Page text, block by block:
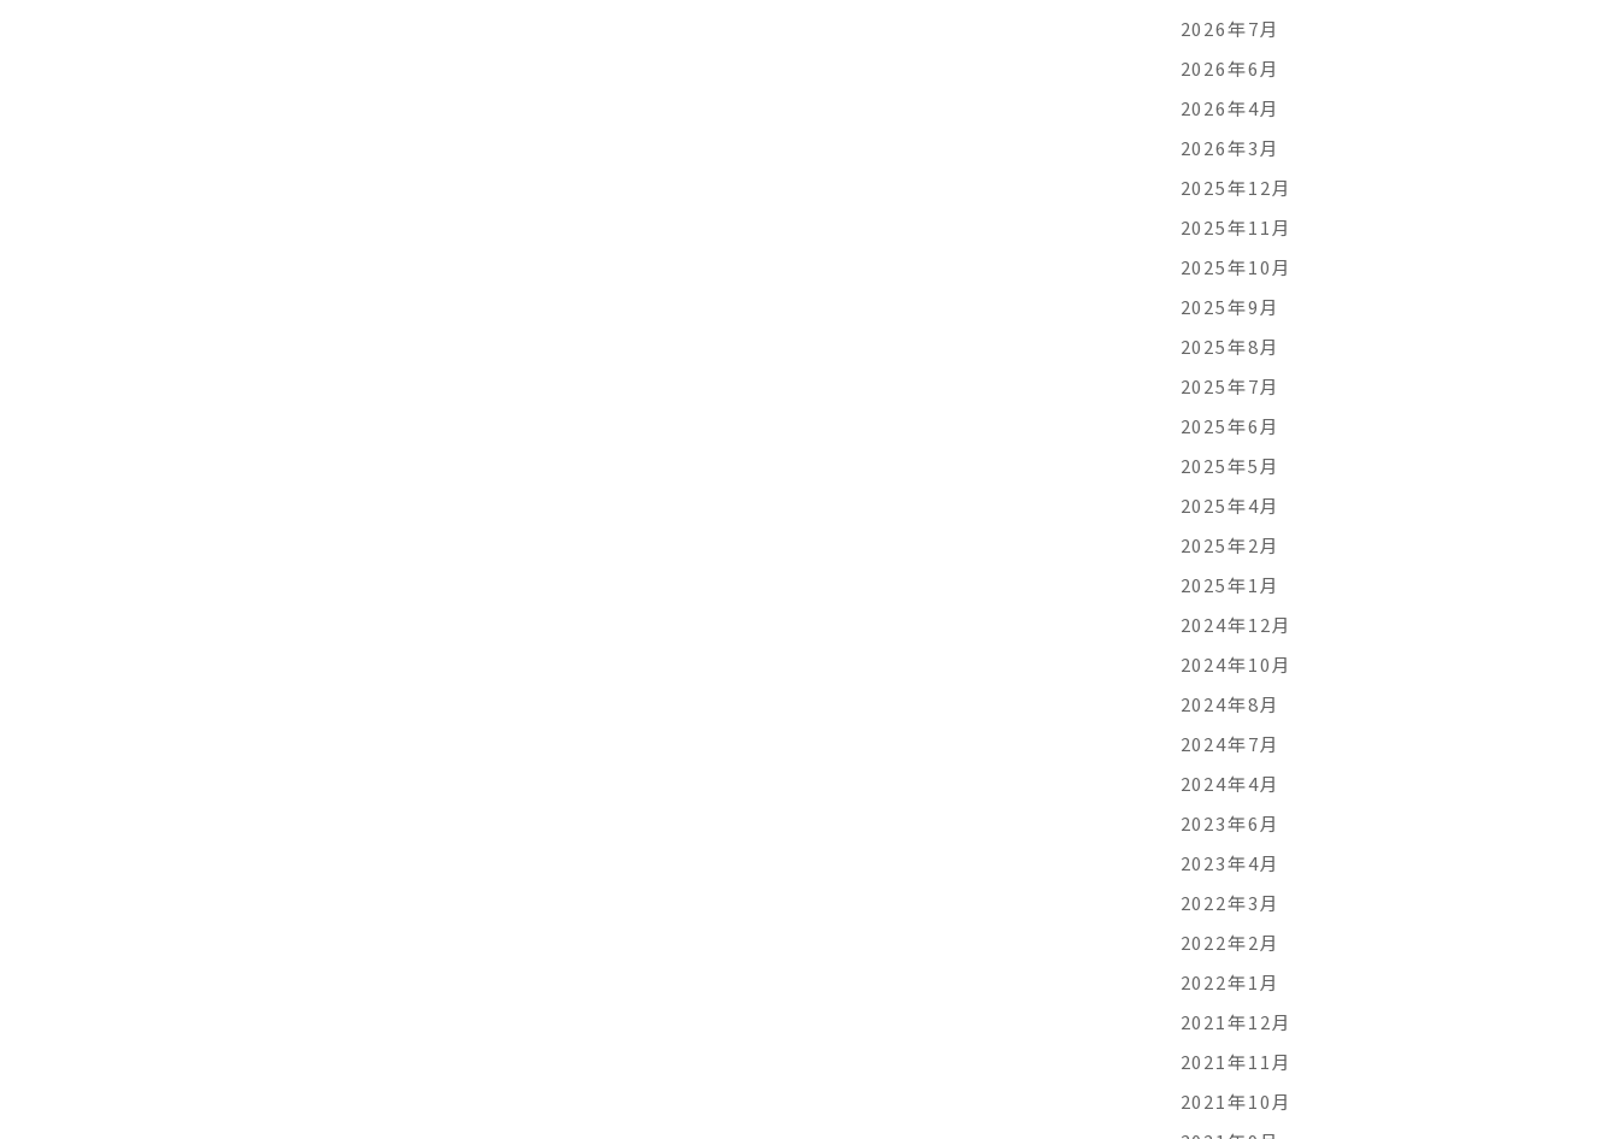
2026年7月
2026年6月
2026年4月
2026年3月
2025年12月
2025年11月
2025年10月
2025年9月
2025年8月
2025年7月
2025年6月
2025年5月
2025年4月
2025年2月
2025年1月
2024年12月
2024年10月
2024年8月
2024年7月
2024年4月
2023年6月
2023年4月
2022年3月
2022年2月
2022年1月
2021年12月
2021年11月
2021年10月